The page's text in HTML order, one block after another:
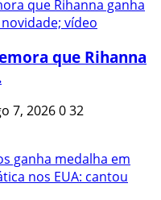
que Rihanna
7, 2026032